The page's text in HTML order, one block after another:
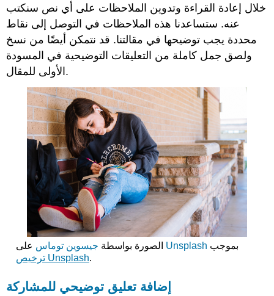
تعليقًا
توضيحيًا
للعثور
على
أدلة
أدوات
التعليقات
التوضيحية
الإسناد
خلال إعادة القراءة وتدوين الملاحظات على أي نص سنكتب
عنه. ستساعدنا هذه الملاحظات في التوصل إلى نقاط
محددة يجب توضيحها في مقالتنا. قد نتمكن أيضًا من نسخ
ولصق جمل كاملة من التعليقات التوضيحية في المسودة
الأولى للمقال.
الصورة بواسطة جيسوين توماس Unsplash بموجب
ترخيص Unsplash.
إضافة تعليق توضيحي للمشاركة